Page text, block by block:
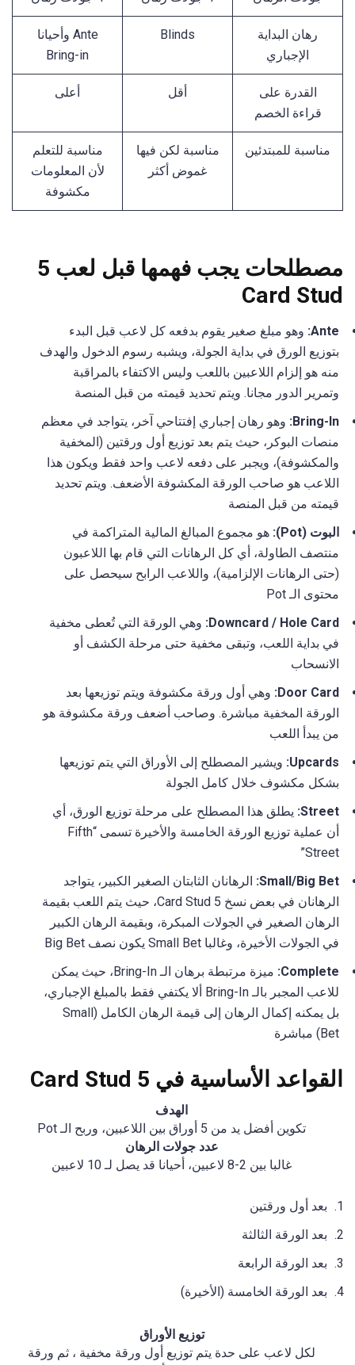
رهان البداية
الإجباري
Blinds
Ante وأحيانا
Bring-in
القدرة على
قراءة الخصم
أقل أعلى
مناسبة للمبتدئين
مناسبة لكن فيها
غموض أكثر
مناسبة للتعلم
لأن المعلومات
مكشوفة
مصطلحات يجب فهمها قبل لعب 5
Card Stud
Ante: وهو مبلغ صغير يقوم بدفعه كل لاعب قبل البدء
بتوزيع الورق في بداية الجولة، ويشبه رسوم الدخول والهدف
منه هو إلزام اللاعبين باللعب وليس الاكتفاء بالمراقبة
وتمرير الدور مجانا. ويتم تحديد قيمته من قبل المنصة
Bring-In: وهو رهان إجباري إفتتاحي آخر، يتواجد في معظم
منصات البوكر، حيث يتم بعد توزيع أول ورقتين (المخفية
والمكشوفة)، ويجبر على دفعه لاعب واحد فقط ويكون هذا
اللاعب هو صاحب الورقة المكشوفة الأضعف. ويتم تحديد
قيمته من قبل المنصة
البوت (Pot):
هو مجموع المبالغ المالية المتراكمة في
منتصف الطاولة، أي كل الرهانات التي قام بها اللاعبون
(حتى الرهانات الإلزامية)، واللاعب الرابح سيحصل على
محتوى الـ Pot
Downcard / Hole Card: وهي الورقة التي تُعطى مخفية
في بداية اللعب، وتبقى مخفية حتى مرحلة الكشف أو
الانسحاب
Door Card: وهي أول ورقة مكشوفة ويتم توزيعها بعد
الورقة المخفية مباشرة. وصاحب أضعف ورقة مكشوفة هو
من يبدأ اللعب
Upcards: ويشير المصطلح إلى الأوراق التي يتم توزيعها
بشكل مكشوف خلال كامل الجولة
Street: يطلق هذا المصطلح على مرحلة توزيع الورق، أي
أن عملية توزيع الورقة الخامسة والأخيرة تسمى “Fifth
Street”
Small/Big Bet: الرهانان الثابتان الصغير الكبير، يتواجد
الرهانان في بعض نسخ 5 Card Stud، حيث يتم اللعب بقيمة
الرهان الصغير في الجولات المبكرة، وبقيمة الرهان الكبير
في الجولات الأخيرة، وغالبا Small Bet يكون نصف Big Bet
Complete:
ميزة مرتبطة برهان الـ Bring-In، حيث يمكن
للاعب المجبر بالـ Bring-In ألا يكتفي فقط بالمبلغ الإجباري،
بل يمكنه إكمال الرهان إلى قيمة الرهان الكامل (Small
Bet) مباشرة
القواعد الأساسية في 5 Card Stud
الهدف
تكوين أفضل يد من 5 أوراق بين اللاعبين، وربح الـ Pot
عدد جولات الرهان
غالبا بين 2-8 لاعبين، أحيانا قد يصل لـ 10 لاعبين
بعد أول ورقتين
بعد الورقة الثالثة
بعد الورقة الرابعة
بعد الورقة الخامسة (الأخيرة)
توزيع الأوراق
لكل لاعب على حدة يتم توزيع أول ورقة مخفية ، ثم ورقة